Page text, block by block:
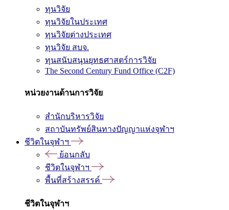
ทุนวิจัย
ทุนวิจัยในประเทศ
ทุนวิจัยต่างประเทศ
ทุนวิจัย สบจ.
ทุนสนับสนุนยุทธศาสตร์การวิจัย
The Second Century Fund Office (C2F)
หน่วยงานด้านการวิจัย
สำนักบริหารวิจัย
สถาบันทรัพย์สินทางปัญญาแห่งจุฬาฯ
ชีวิตในจุฬาฯ
ย้อนกลับ
ชีวิตในจุฬาฯ
พื้นที่สร้างสรรค์
ชีวิตในจุฬาฯ